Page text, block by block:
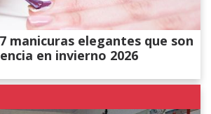
manicuras elegantes que son
en invierno 2026